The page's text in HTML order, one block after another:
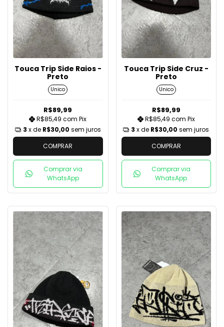
Touca Trip Side Raios -
Preto
Unico
R$89,99
R$85,49com Pix
3 x de R$30,00 sem juros
COMPRAR
Comprar via
WhatsApp
Touca Trip Side Cruz -
Preto
Unico
R$89,99
R$85,49 com Pix
3 x de R$30,00 sem juros
COMPRAR
Comprar via
WhatsApp